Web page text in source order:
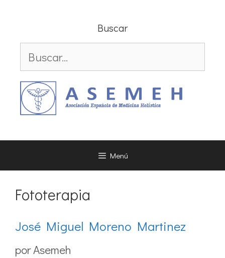
contenido
Buscar
Buscar:
Menú
Fototerapia
José Miguel Moreno Martinez
porAsemeh